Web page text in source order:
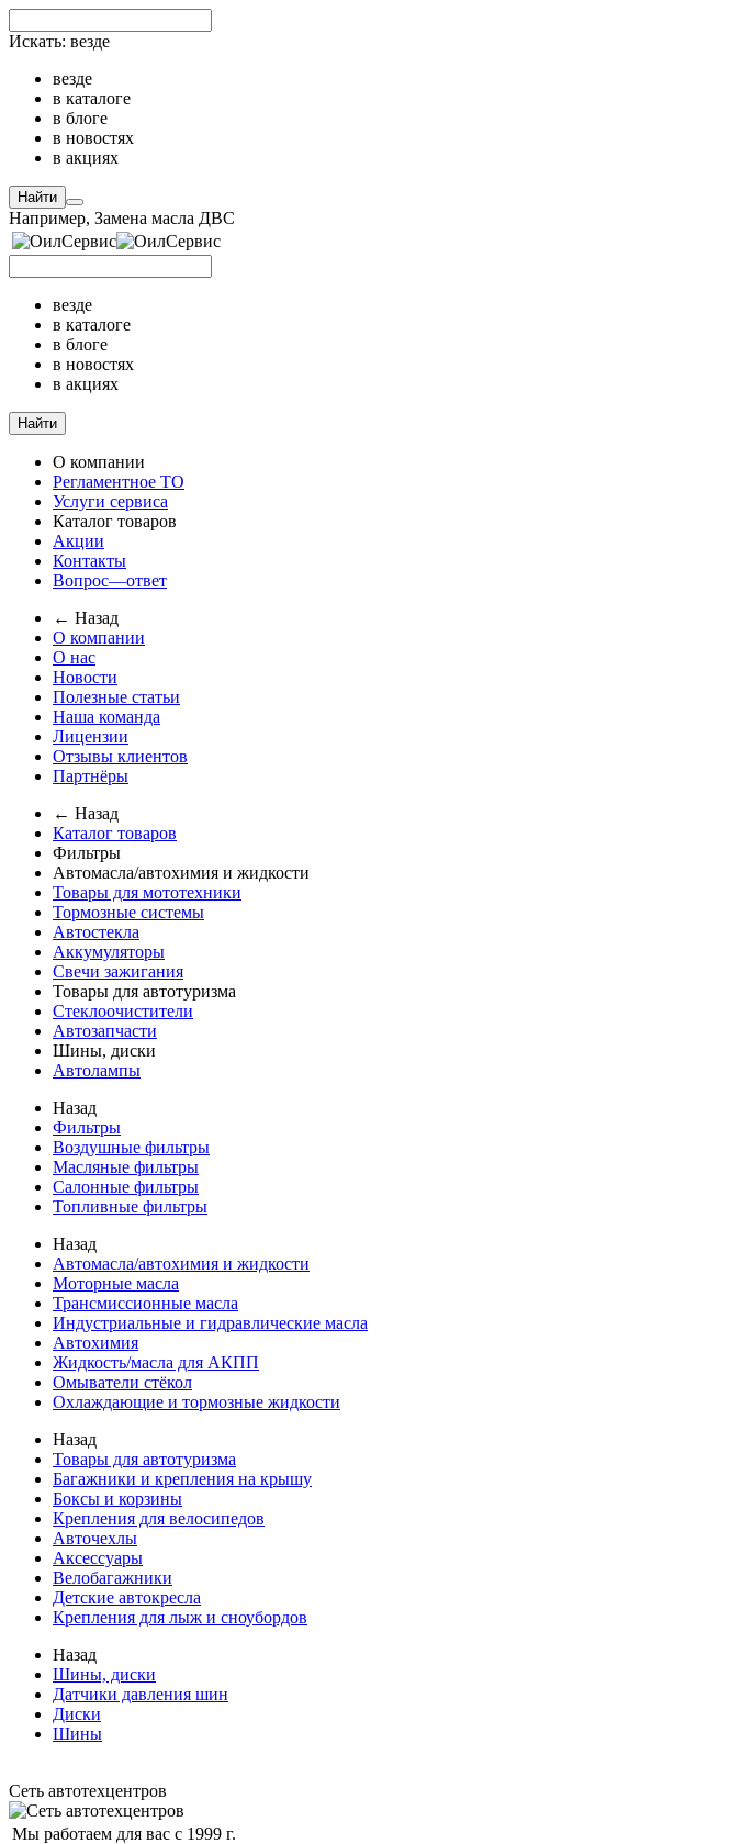
Искать: везде
везде
в каталоге
в блоге
в новостях
в акциях
Найти
Например, Замена масла ДВС
везде
в каталоге
в блоге
в новостях
в акциях
Найти
О компании
Регламентное ТО
Услуги сервиса
Каталог товаров
Акции
Контакты
Вопрос—ответ
← Назад
О компании
О нас
Новости
Полезные статьи
Наша команда
Лицензии
Отзывы клиентов
Партнёры
← Назад
Каталог товаров
Фильтры
Автомасла/автохимия и жидкости
Товары для мототехники
Тормозные системы
Автостекла
Аккумуляторы
Свечи зажигания
Товары для автотуризма
Стеклоочистители
Автозапчасти
Шины, диски
Автолампы
Назад
Фильтры
Воздушные фильтры
Масляные фильтры
Салонные фильтры
Топливные фильтры
Назад
Автомасла/автохимия и жидкости
Моторные масла
Трансмиссионные масла
Индустриальные и гидравлические масла
Автохимия
Жидкость/масла для АКПП
Омыватели стёкол
Охлаждающие и тормозные жидкости
Назад
Товары для автотуризма
Багажники и крепления на крышу
Боксы и корзины
Крепления для велосипедов
Авточехлы
Аксессуары
Велобагажники
Детские автокресла
Крепления для лыж и сноубордов
Назад
Шины, диски
Датчики давления шин
Диски
Шины
Сеть автотехцентров
Мы работаем для вас с 1999 г.